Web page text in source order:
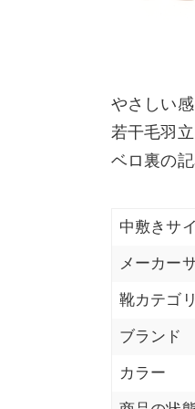
やさしい
若干毛羽
ベロ裏の
中敷きサ
メーカー
靴カテゴリ
ブランド
カラー